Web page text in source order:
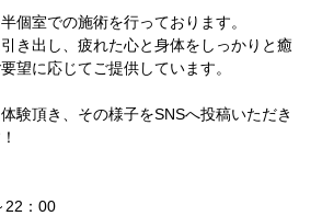
個室での施術を行っております。
き出し、疲れた心と身体をしっかりと癒
望に応じてご提供しています。
験頂き、その様子をSNSへ投稿いただき
：00